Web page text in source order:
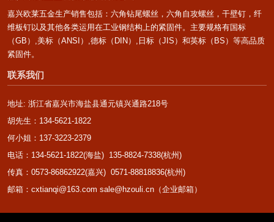
嘉兴欧莱五金生产销售包括：六角钻尾螺丝，六角自攻螺丝，干壁钉，纤
维板钉以及其他各类运用在工业钢结构上的紧固件。主要规格有国标
（GB）,美标（ANSI）,德标（DIN）,日标（JIS）和英标（BS）等高品质
紧固件。
联系我们
地址: 浙江省嘉兴市海盐县通元镇兴通路218号
胡先生：134-5621-1822
何小姐：137-3223-2379
电话：134-5621-1822(海盐) 135-8824-7338(杭州)
传真：0573-86862922(嘉兴) 0571-88818836(杭州)
邮箱：cxtianqi@163.com sale@hzouli.cn（企业邮箱）